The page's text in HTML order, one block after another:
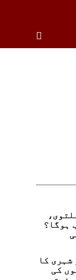
کیٹ 2026 ملتوی،
ہوگا؟
شہری کا
کی